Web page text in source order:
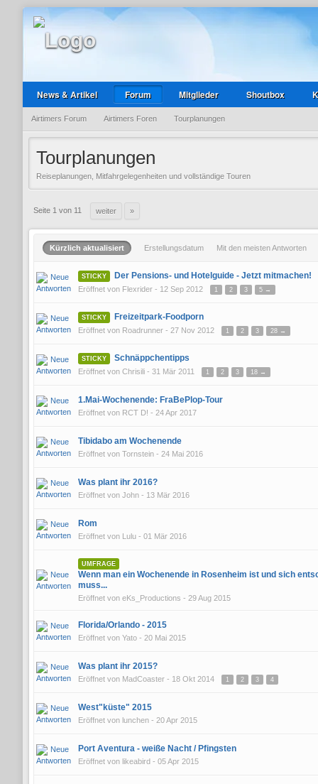
News & Artikel Forum Mitglieder Shoutbox
Airtimers Forum Airtimers Foren Tourplanungen
Tourplanungen
Reiseplanungen, Mitfahrgelegenheiten und vollständige Touren
Seite 1 von 11 weiter »
Kürzlich aktualisiert Erstellungsdatum Mit den meisten Antworten
STICKY Der Pensions- und Hotelguide - Jetzt mitmachen!
Eröffnet von Flexrider - 12 Sep 2012 1 2 3 5 →
STICKY Freizeitpark-Foodporn
Eröffnet von Roadrunner - 27 Nov 2012 1 2 3 28 →
STICKY Schnäppchentipps
Eröffnet von Chrisili - 31 Mär 2011 1 2 3 18 →
1.Mai-Wochenende: FraBePlop-Tour
Eröffnet von RCT D! - 24 Apr 2017
Tibidabo am Wochenende
Eröffnet von Tornstein - 24 Mai 2016
Was plant ihr 2016?
Eröffnet von John - 13 Mär 2016
Rom
Eröffnet von Lulu - 01 Mär 2016
UMFRAGE
Wenn man ein Wochenende in Rosenheim ist und sich
muss...
Eröffnet von eKs_Productions - 29 Aug 2015
Florida/Orlando - 2015
Eröffnet von Yato - 20 Mai 2015
Was plant ihr 2015?
Eröffnet von MadCoaster - 18 Okt 2014 1 2 3 4
West"küste" 2015
Eröffnet von lunchen - 20 Apr 2015
Port Aventura - weiße Nacht / Pfingsten
Eröffnet von likeabird - 05 Apr 2015